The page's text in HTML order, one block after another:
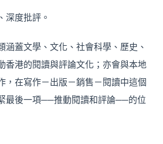
深度批評。
涵蓋文學、文化、社會科學、歷史、
香港的閱讀與評論文化；亦會與本地
，在寫作－出版－銷售－閱讀中這個
最後一項──推動閱讀和評論──的位